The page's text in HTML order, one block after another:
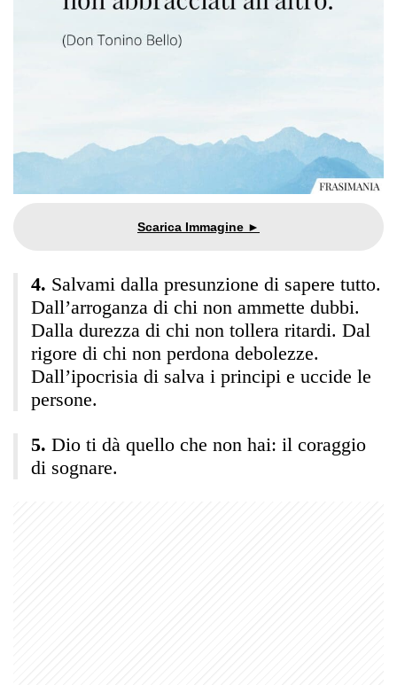
Salvami dalla presunzione di sapere tutto.
Dall’arroganza di chi non ammette dubbi.
Dalla durezza di chi non tollera ritardi. Dal
rigore di chi non perdona debolezze.
Dall’ipocrisia di salva i principi e uccide le
persone.
Dio ti dà quello che non hai: il coraggio
di sognare.